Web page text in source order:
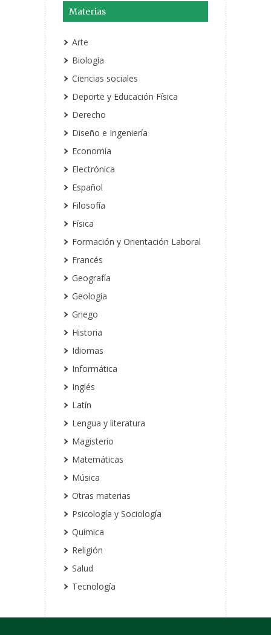
Materias
Arte
Biología
Ciencias sociales
Deporte y Educación Física
Derecho
Diseño e Ingeniería
Economía
Electrónica
Español
Filosofía
Física
Formación y Orientación Laboral
Francés
Geografía
Geología
Griego
Historia
Idiomas
Informática
Inglés
Latín
Lengua y literatura
Magisterio
Matemáticas
Música
Otras materias
Psicología y Sociología
Química
Religión
Salud
Tecnología